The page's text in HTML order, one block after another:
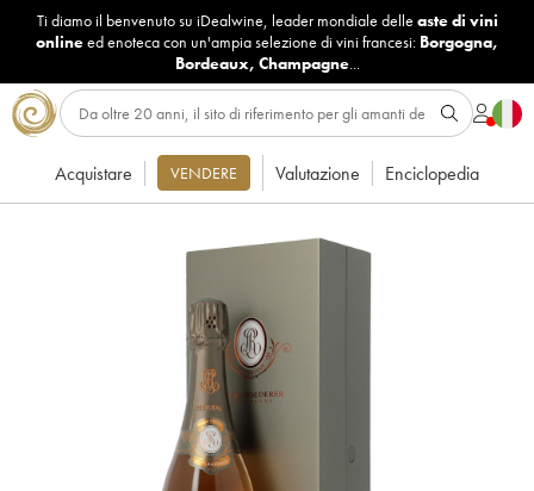
Ti diamo il benvenuto su iDealwine, leader mondiale delle aste di vini
onlineed enoteca con un'ampia selezione di vini francesi: Borgogna,
Bordeaux, Champagne...
Acquistare VENDERE Valutazione Enciclopedia